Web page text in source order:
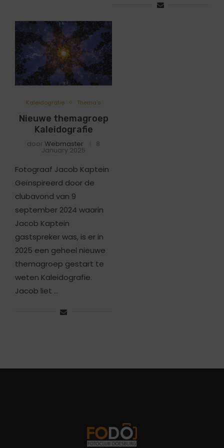
Kaleidografie Thema's
Nieuwe themagroep
Kaleidografie
door Webmaster 8
January 2025
Fotograaf Jacob Kaptein
Geïnspireerd door de
clubavond van 9
september 2024 waarin
Jacob Kaptein
gastspreker was, is er in
2025 een geheel nieuwe
themagroep gestart te
weten Kaleidografie.
Jacob liet …